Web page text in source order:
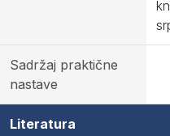
Sadržaj praktične
nastave
Literatura